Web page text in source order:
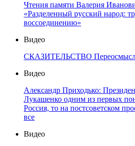
Чтения памяти Валерия
«Разделенный русский народ:
воссоединению»
Видео
СКАЗИТЕЛЬСТВО
Видео
Александр Приходько:
Лукашенко одним из первых
Россия, то на постсоветском
все
Видео